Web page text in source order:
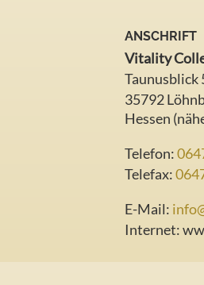
ANSCHRIFT
Vitality
Taunusblick
35792
Hessen
Telefon:
Telefax:
E-Mail:
Internet: